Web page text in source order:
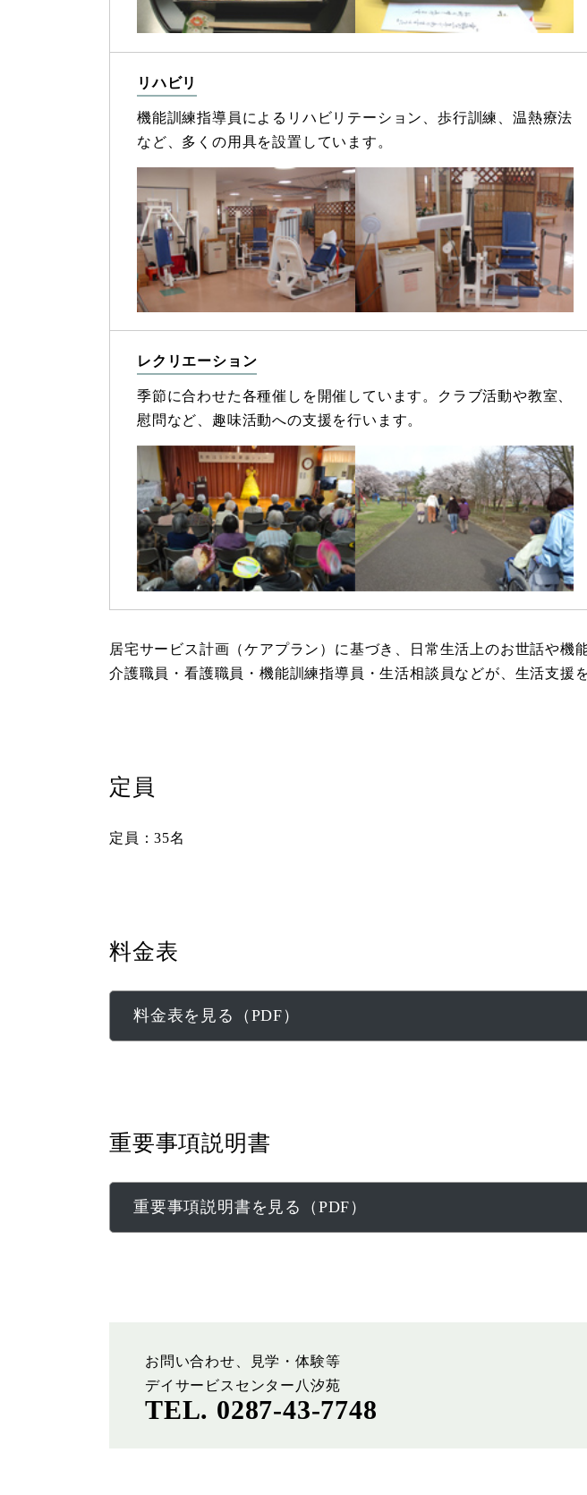
リハビリ
機能訓練指導員によるリハビリテーション、歩行訓練、温熱療法
など、多くの用具を設置しています。
レクリエーション
季節に合わせた各種催しを開催しています。クラブ活動や教室、
慰問など、趣味活動への支援を行います。
居宅サービス計画（ケアプラン）に基づき、日常生活上のお世話や機
介護職員・看護職員・機能訓練指導員・生活相談員などが、生活支援
定員
定員：35名
料金表
料金表を見る（PDF）
重要事項説明書
重要事項説明書を見る（PDF）
お問い合わせ、見学・体験等
デイサービスセンター八汐苑
TEL. 0287-43-7748